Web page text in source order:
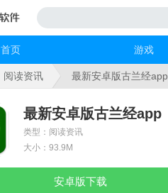
首页 游戏
阅读资讯 最新安卓版古兰经app
最新安卓版古兰经app
类型：阅读资讯
大小：93.9M
安卓版下载